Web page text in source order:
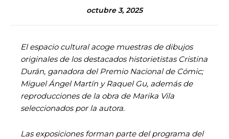
octubre 3, 2025
El espacio cultural acoge muestras de dibujos
originales de los destacados historietistas Cristina
Durán, ganadora del Premio Nacional de Cómic;
Miguel Ángel Martín y Raquel Gu, además de
reproducciones de la obra de Marika Vila
seleccionados por la autora.
Las exposiciones forman parte del programa del